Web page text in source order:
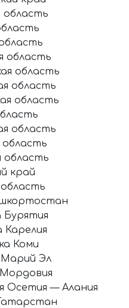
область
область
область
область
область
область
область
область
край
область
Бурятия
Карелия
Коми
Марий Эл
Мордовия
Осетия — Алания